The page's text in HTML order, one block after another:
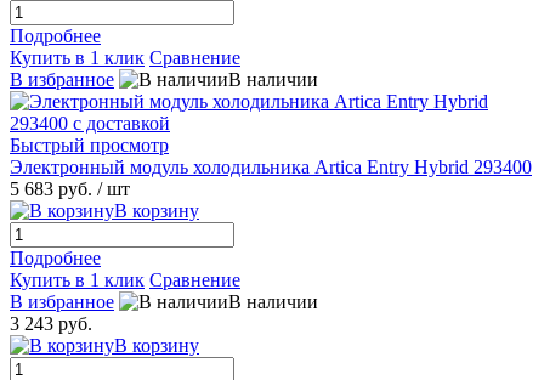
Подробнее
Купить в 1 клик Сравнение
В избранное
В наличии
Быстрый просмотр
Электронный модуль холодильника Artica Entry Hybrid 293400
5 683 руб. / шт
В корзину
Подробнее
Купить в 1 клик Сравнение
В избранное
В наличии
3 243 руб.
В корзину